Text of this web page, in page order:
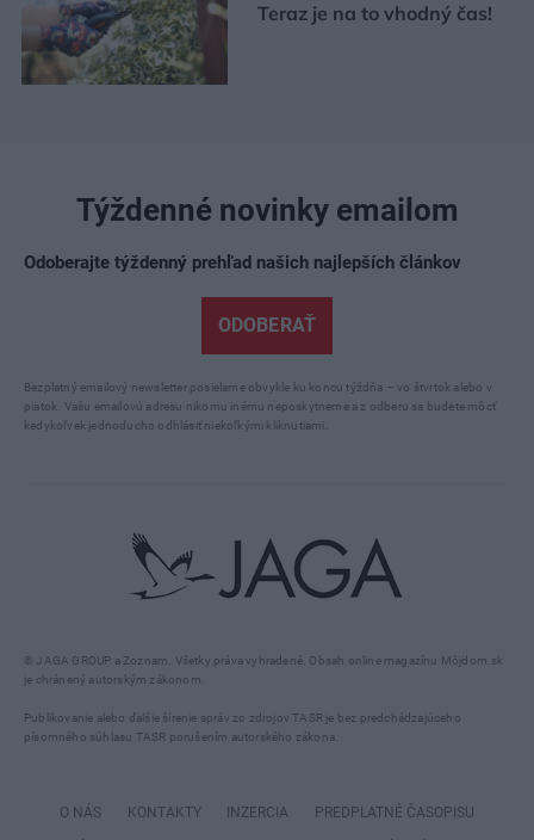
Teraz je na to vhodný čas!
© JAGA GROUP a Zoznam. Všetky práva vyhradené. Obsah online magazínu Môjdom.sk
je chránený autorským zákonom.
Publikovanie alebo ďalšie šírenie správ zo zdrojov TASR je bez predchádzajúceho
písomného súhlasu TASR porušením autorského zákona.
Týždenné novinky emailom
Odoberajte týždenný prehľad našich najlepších článkov
ODOBERAŤ
Bezplatný emailový newsletter posielame obvykle ku koncu týždňa – vo štvrtok alebo v
piatok. Vašu emailovú adresu nikomu inému neposkytneme a z odberu sa budete môcť
kedykoľvek jednoducho odhlásiť niekoľkými kliknutiami.
O NÁS KONTAKTY INZERCIA PREDPLATNÉ ČASOPISU